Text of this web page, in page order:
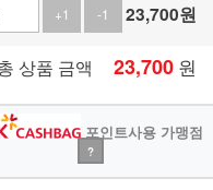
+1
-1 23,700원
상품 금액 23,700 원
포인트사용 가맹점
?